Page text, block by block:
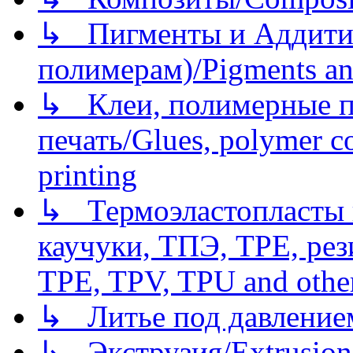
↳ Пигменты и
полимерам)/Pigments
↳ Клеи, полимерные
печать/Glues, polymer
printing
↳
каучуки, ТПЭ, TPE,
TPE, TPV, TPU and
↳ Литье под